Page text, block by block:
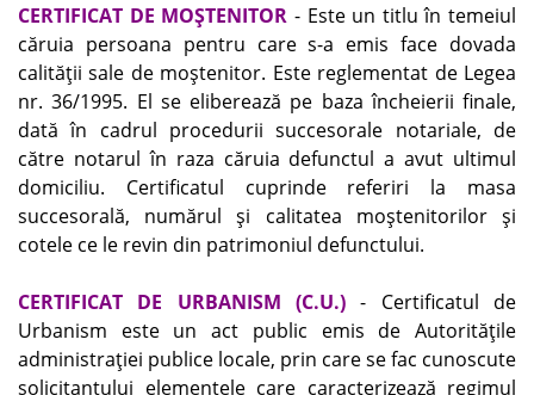
CERTIFICAT DE MOŞTENITOR - Este un titlu în temeiul
căruia persoana pentru care s-a emis face dovada
calităţii sale de moştenitor. Este reglementat de Legea
nr. 36/1995. El se eliberează pe baza încheierii finale,
dată în cadrul procedurii succesorale notariale, de
către notarul în raza căruia defunctul a avut ultimul
domiciliu. Certificatul cuprinde referiri la masa
succesorală, numărul şi calitatea moştenitorilor şi
cotele ce le revin din patrimoniul defunctului.
CERTIFICAT DE URBANISM (C.U.)- Certificatul de
Urbanism este un act public emis de Autorităţile
administraţiei publice locale, prin care se fac cunoscute
solicitantului elementele care caracterizează regimul